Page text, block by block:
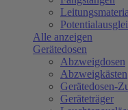
Alle anzeigen
Gerätedosen
Abzweigdosen
Abzweigkästen
Gerätedosen-
Geräteträger